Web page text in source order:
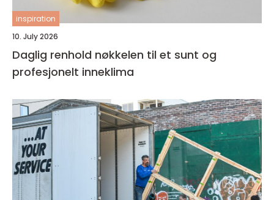
inspiration
10. July 2026
Daglig renhold nøkkelen til et sunt og
profesjonelt inneklima